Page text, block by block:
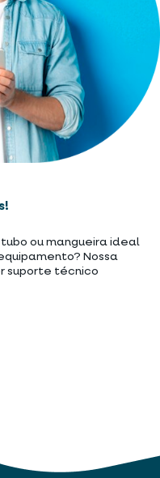
ou mangueira ideal
Nossa
suporte técnico